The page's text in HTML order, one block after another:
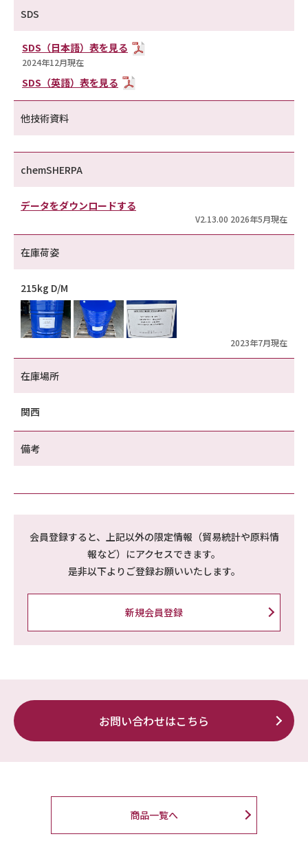
SDS
SDS（日本語）表を見る
2024年12月現在
SDS（英語）表を見る
他技術資料
chemSHERPA
データをダウンロードする
V2.13.00 2026年5月現在
在庫荷姿
215kg D/M
2023年7月現在
在庫場所
関西
備考
会員登録すると、上記以外の限定情報（貿易統計や原料情
報など）にアクセスできます。
是非以下よりご登録お願いいたします。
新規会員登録
お問い合わせはこちら
商品一覧へ